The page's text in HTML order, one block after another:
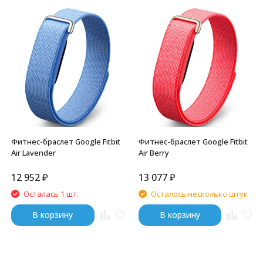
Фитнес-браслет Google Fitbit
Air Lavender
12 952₽
Осталась 1 шт.
В корзину
Фитнес-браслет Google Fitbit
Air Berry
13 077 ₽
Осталось несколько штук
В корзину